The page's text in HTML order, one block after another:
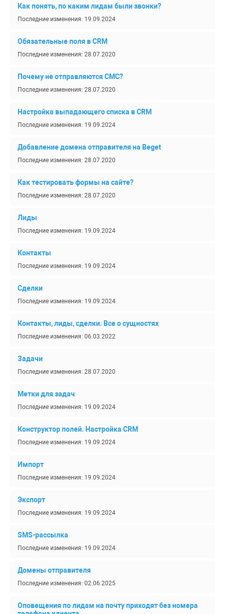
Как понять, по каким лидам были звонки?
Последние изменения: 19.09.2024
Обязательные поля в CRM
Последние изменения: 28.07.2020
Почему не отправляются СМС?
Последние изменения: 28.07.2020
Настройка выпадающего списка в CRM
Последние изменения: 19.09.2024
Добавление домена отправителя на Beget
Последние изменения: 28.07.2020
Как тестировать формы на сайте?
Последние изменения: 28.07.2020
Лиды
Последние изменения: 19.09.2024
Контакты
Последние изменения: 19.09.2024
Сделки
Последние изменения: 19.09.2024
Контакты, лиды, сделки. Все о сущностях
Последние изменения: 06.03.2022
Задачи
Последние изменения: 28.07.2020
Метки для задач
Последние изменения: 19.09.2024
Конструктор полей. Настройка CRM
Последние изменения: 19.09.2024
Импорт
Последние изменения: 19.09.2024
Экспорт
Последние изменения: 19.09.2024
SMS-рассылка
Последние изменения: 19.09.2024
Домены отправителя
Последние изменения: 02.06.2025
Оповещения по лидам на почту приходят без номера